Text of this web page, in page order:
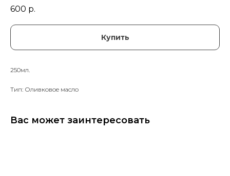
600 р.
Купить
250мл.
Тип: Оливковое масло
Вас может заинтересовать